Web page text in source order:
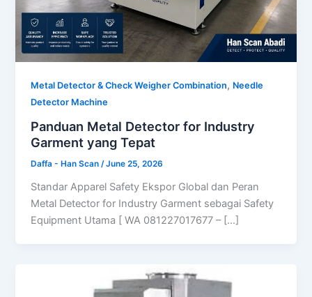
Metal Detector & Check Weigher Combination, Needle
Detector Machine
Panduan Metal Detector for Industry
Garment yang Tepat
Daffa - Han Scan/June 25, 2026
Standar Apparel Safety Ekspor Global dan Peran
Metal Detector for Industry Garment sebagai Safety
Equipment Utama [ WA 081227017677 – […]